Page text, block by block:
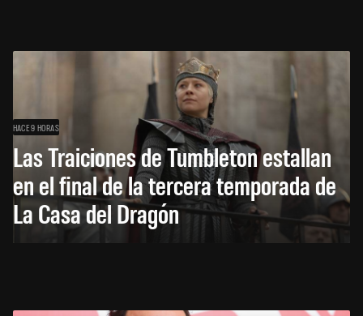
HACE 9 HORAS
Las Traiciones de Tumbleton estallan
en el final de la tercera temporada de
La Casa del Dragón